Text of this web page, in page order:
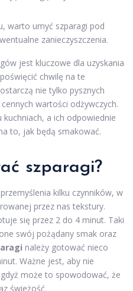
warto umyć szparagi pod
zanieczyszczenia.
jest kluczowe dla uzyskania
chwilę na te
nie tylko pysznych
wartości odżywczych.
kuchniach, a ich odpowiednie
to, jak będą smakować.
szparagi?
kilku czynników, w
przez nas tekstury.
się przez 2 do 4 minut. Taki
swój pożądany smak oraz
należy gotować nieco
Ważne jest, aby nie
może to spowodować, że
świeżość.